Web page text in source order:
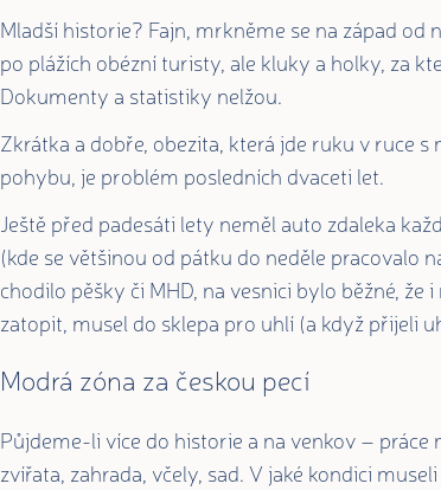
Mladší historie? Fajn, mrkněme se na západ od
po plážích obézní turisty, ale kluky a holky, za
Dokumenty a statistiky nelžou.
Zkrátka a dobře, obezita, která jde ruku v ruce
pohybu, je problém posledních dvaceti let.
Ještě před padesáti lety neměl auto zdaleka
(kde se většinou od pátku do neděle pracovalo
chodilo pěšky či MHD, na vesnici bylo běžné,
zatopit, musel do sklepa pro uhlí (a když přijeli
Modrá zóna za českou pecí
Půjdeme-li více do historie a na venkov –
zvířata, zahrada, včely, sad. V jaké kondici